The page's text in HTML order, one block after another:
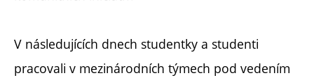
V následujících dnech studentky a studenti
pracovali v mezinárodních týmech pod vedením